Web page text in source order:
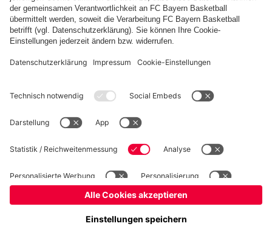
Basketball Frauen Handball Schach Schiedsrichter
Seniorenfußball
Tischtennis
Impressum Datenschutz Nutzungsbedingungen Barrierefreiheit